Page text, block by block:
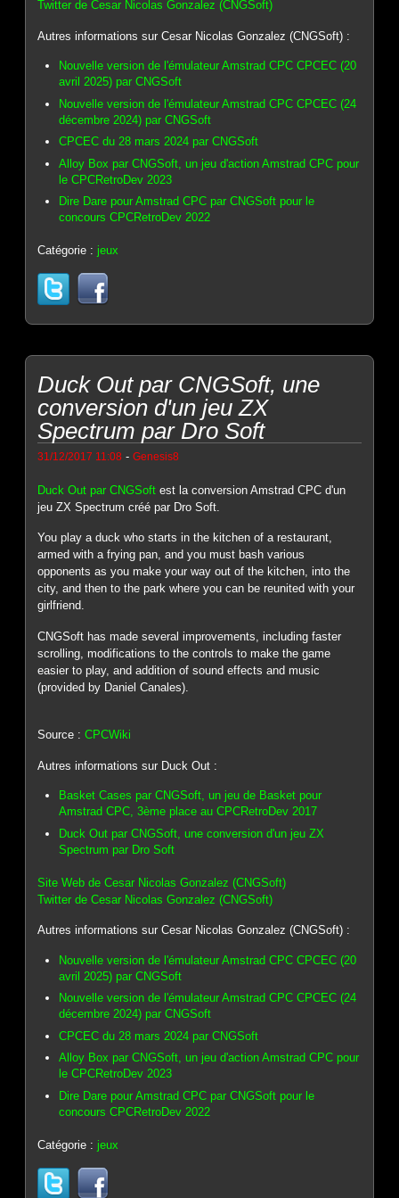
Twitter de Cesar Nicolas Gonzalez (CNGSoft)
Autres informations sur Cesar Nicolas Gonzalez (CNGSoft) :
Nouvelle version de l'émulateur Amstrad CPC CPCEC (20
avril 2025) par CNGSoft
Nouvelle version de l'émulateur Amstrad CPC CPCEC (24
décembre 2024) par CNGSoft
CPCEC du 28 mars 2024 par CNGSoft
Alloy Box par CNGSoft, un jeu d'action Amstrad CPC pour
le CPCRetroDev 2023
Dire Dare pour Amstrad CPC par CNGSoft pour le
concours CPCRetroDev 2022
Catégorie :jeux
Duck Out par CNGSoft, une
conversion d'un jeu ZX
Spectrum par Dro Soft
31/12/2017 11:08 -Genesis8
Duck Out par CNGSoft est la conversion Amstrad CPC d'un
jeu ZX Spectrum créé par Dro Soft.
You play a duck who starts in the kitchen of a restaurant,
armed with a frying pan, and you must bash various
opponents as you make your way out of the kitchen, into the
city, and then to the park where you can be reunited with your
girlfriend.
CNGSoft has made several improvements, including faster
scrolling, modifications to the controls to make the game
easier to play, and addition of sound effects and music
(provided by Daniel Canales).
Source :CPCWiki
Autres informations sur Duck Out :
Basket Cases par CNGSoft, un jeu de Basket pour
Amstrad CPC, 3ème place au CPCRetroDev 2017
Duck Out par CNGSoft, une conversion d'un jeu ZX
Spectrum par Dro Soft
Site Web de Cesar Nicolas Gonzalez (CNGSoft)
Twitter de Cesar Nicolas Gonzalez (CNGSoft)
Autres informations sur Cesar Nicolas Gonzalez (CNGSoft) :
Nouvelle version de l'émulateur Amstrad CPC CPCEC (20
avril 2025) par CNGSoft
Nouvelle version de l'émulateur Amstrad CPC CPCEC (24
décembre 2024) par CNGSoft
CPCEC du 28 mars 2024 par CNGSoft
Alloy Box par CNGSoft, un jeu d'action Amstrad CPC pour
le CPCRetroDev 2023
Dire Dare pour Amstrad CPC par CNGSoft pour le
concours CPCRetroDev 2022
Catégorie :jeux